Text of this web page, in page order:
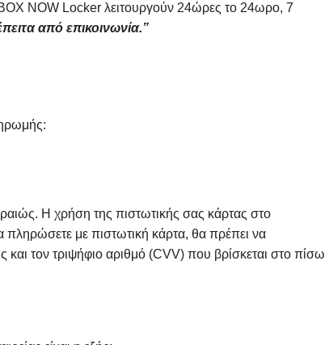
ΒΟΧ ΝΟW Locker λειτουργούν 24ώρες το 24ωρο, 7
από επικοινωνία.”
Η χρήση της πιστωτικής σας κάρτας στο
πληρώσετε με πιστωτική κάρτα, θα πρέπει να
τον τριψήφιο αριθμό (CVV) που βρίσκεται στο πίσω